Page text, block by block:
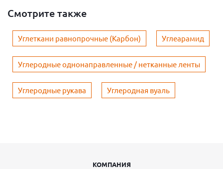
Смотрите также
Углеткани равнопрочные (Карбон) Углеарамид
Углеродные однонаправленные / нетканные ленты
Углеродные рукава Углеродная вуаль
КОМПАНИЯ